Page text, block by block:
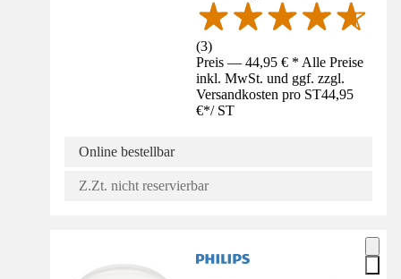
(3)
Preis — 44,95 € * Alle Preise
inkl. MwSt. und ggf. zzgl.
Versandkosten pro ST44,95
€*/ ST
Online bestellbar
Z.Zt. nicht reservierbar